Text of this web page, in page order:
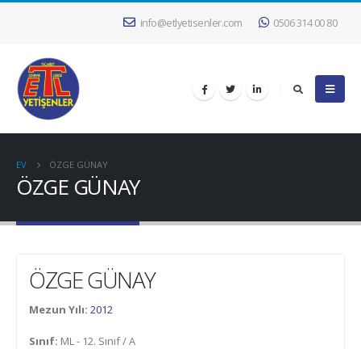
info@etlyetisenler.com 0506 314 00 80
EV ÖZGE GÜNAY
ÖZGE GÜNAY
ÖZGE GÜNAY
Mezun Yılı: 2012
Sınıf: ML - 12. Sınıf / A